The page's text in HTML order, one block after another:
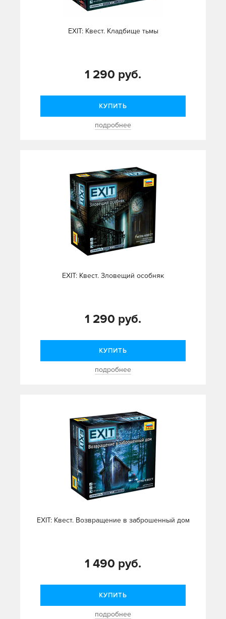
EXIT: Квест. Кладбище тьмы
1 290 руб.
КУПИТЬ
подробнее
EXIT: Квест. Зловещий особняк
1 290 руб.
КУПИТЬ
подробнее
EXIT: Квест. Возвращение в заброшенный дом
1 490 руб.
КУПИТЬ
подробнее